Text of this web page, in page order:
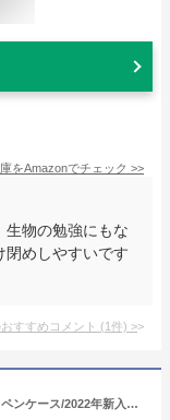
をAmazonでチェック >>
生物の勉強にもな
閉めしやすいです
すすめコメント (1件) >
ジュラシックワールド[筆箱]両面開き ソフトペンケース/2022年新入学 恐竜